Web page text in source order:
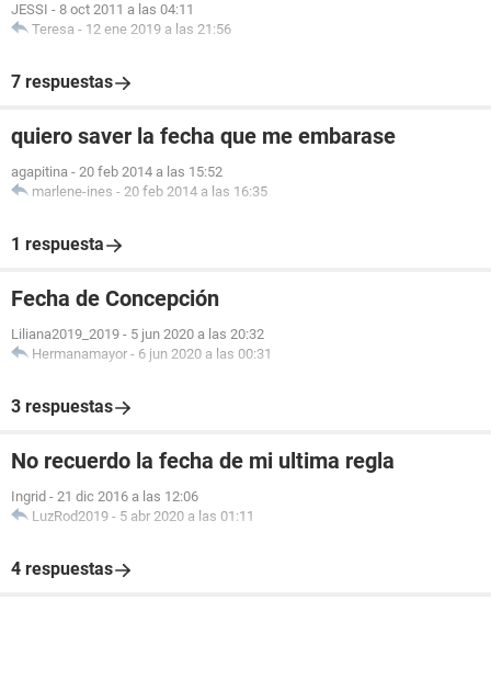
JESSI - 8 oct 2011 a las 04:11
Teresa - 12 ene 2019 a las 21:56
7 respuestas
quiero saver la fecha que me embarase
agapitina - 20 feb 2014 a las 15:52
marlene-ines - 20 feb 2014 a las 16:35
1 respuesta
Fecha de Concepción
Liliana2019_2019 - 5 jun 2020 a las 20:32
Hermanamayor - 6 jun 2020 a las 00:31
3 respuestas
No recuerdo la fecha de mi ultima regla
Ingrid - 21 dic 2016 a las 12:06
LuzRod2019 - 5 abr 2020 a las 01:11
4 respuestas